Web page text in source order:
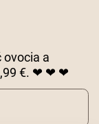
ovocia a
€. ❤ ❤ ❤